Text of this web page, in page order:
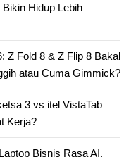
Hidup Lebih
Z Fold 8 & Z Flip 8 Bakal
atau Cuma Gimmick?
3 vs itel VistaTab
Kerja?
Bisnis Rasa AI,